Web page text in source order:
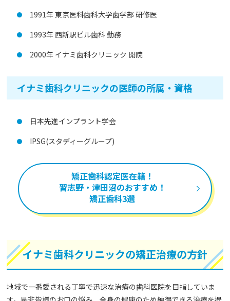
1991年 東京医科歯科大学歯学部 研修医
1993年 西新駅ビル歯科 勤務
2000年 イナミ歯科クリニック 開院
イナミ歯科クリニックの医師の所属・資格
日本先進インプラント学会
IPSG(スタディーグループ)
矯正歯科認定医在籍！
習志野・津田沼のおすすめ！
矯正歯科3選
イナミ歯科クリニックの矯正治療の方針
地域で一番愛される丁寧で迅速な治療の歯科医院を目指していま